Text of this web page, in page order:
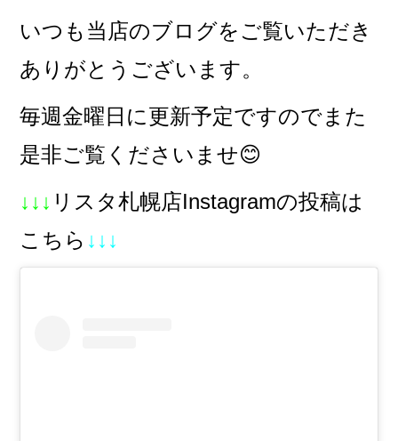
いつも当店のブログをご覧いただき
ありがとうございます。
毎週金曜日に更新予定ですのでまた
是非ご覧くださいませ😊
↓↓↓ リスタ札幌店Instagramの投稿は
こちら ↓↓↓